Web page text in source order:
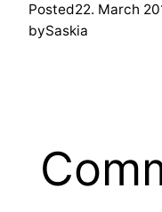
Posted22. March
bySaskia